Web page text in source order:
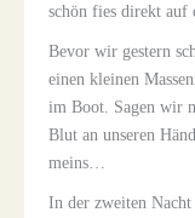
schön fies direkt auf
Bevor wir gestern
einen kleinen
im Boot. Sagen wir
Blut an unseren
meins…
In der zweiten Nacht